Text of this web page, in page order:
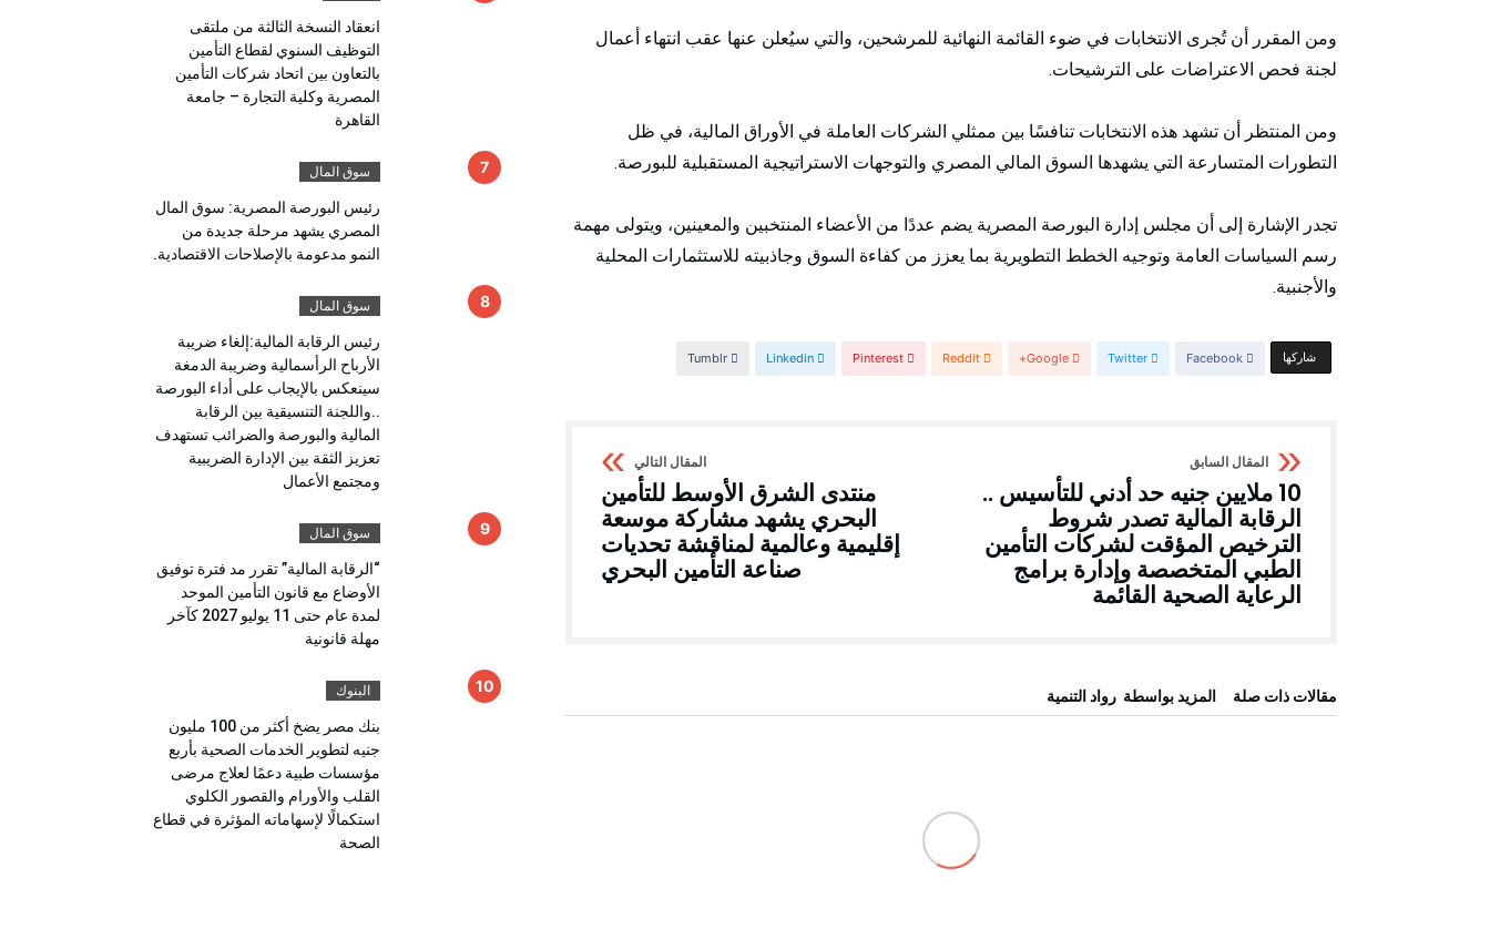
ومن المقرر أن تُجرى الانتخابات في ضوء القائمة النهائية للمرشحين، والتي سيُعلن عنها عقب انتهاء أعمال
لجنة فحص الاعتراضات على الترشيحات.
ومن المنتظر أن تشهد هذه الانتخابات تنافسًا بين ممثلي الشركات العاملة في الأوراق المالية، في ظل
التطورات المتسارعة التي يشهدها السوق المالي المصري والتوجهات الاستراتيجية المستقبلية للبورصة.
تجدر الإشارة إلى أن مجلس إدارة البورصة المصرية يضم عددًا من الأعضاء المنتخبين والمعينين، ويتولى مهمة
رسم السياسات العامة وتوجيه الخطط التطويرية بما يعزز من كفاءة السوق وجاذبيته للاستثمارات المحلية
والأجنبية.
‫‫ شاركها‬ Facebook
Twitter
Google+
Reddit
Pinterest
Linkedin
Tumblr
10 ملايين جنيه حد أدني للتأسيس ..
الرقابة المالية تصدر شروط
الترخيص المؤقت لشركات التأمين
الطبي المتخصصة وإدارة برامج
الرعاية الصحية القائمة
منتدى الشرق الأوسط للتأمين
البحري يشهد مشاركة موسعة
إقليمية وعالمية لمناقشة تحديات
صناعة التأمين البحري
‫مقالات ذات صلة‬ ‫‫المزيد بواسطة‬ ‬ رواد التنمية
انعقاد النسخة الثالثة من ملتقى
التوظيف السنوي لقطاع التأمين
بالتعاون بين اتحاد شركات التأمين
المصرية وكلية التجارة – جامعة
القاهرة
سوق المال
رئيس البورصة المصرية: سوق المال
المصري يشهد مرحلة جديدة من
النمو مدعومة بالإصلاحات الاقتصادية.
سوق المال
رئيس الرقابة المالية:إلغاء ضريبة
الأرباح الرأسمالية وضريبة الدمغة
سينعكس بالإيجاب على أداء البورصة
..واللجنة التنسيقية بين الرقابة
المالية والبورصة والضرائب تستهدف
تعزيز الثقة بين الإدارة الضريبية
ومجتمع الأعمال
سوق المال
“الرقابة المالية” تقرر مد فترة توفيق
الأوضاع مع قانون التأمين الموحد
لمدة عام حتى 11 يوليو 2027 كآخر
مهلة قانونية
البنوك
بنك مصر يضخ أكثر من 100 مليون
جنيه لتطوير الخدمات الصحية بأربع
مؤسسات طبية دعمًا لعلاج مرضى
القلب والأورام والقصور الكلوي
استكمالًا لإسهاماته المؤثرة في قطاع
الصحة